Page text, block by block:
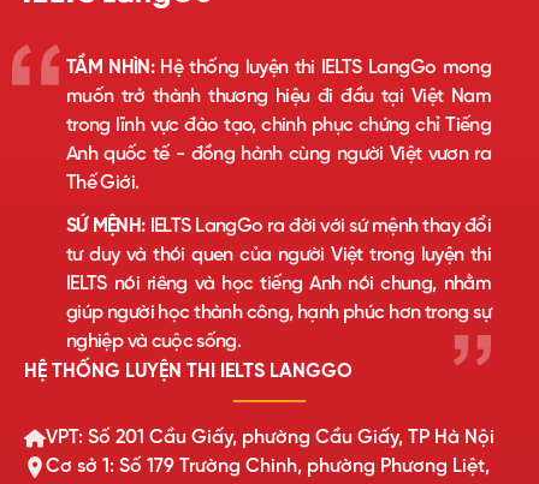
TẦM NHÌN:Hệ thống luyện thi IELTS LangGo mong
muốn trở thành thương hiệu đi đầu tại Việt Nam
trong lĩnh vực đào tạo, chinh phục chứng chỉ Tiếng
Anh quốc tế - đồng hành cùng người Việt vươn ra
Thế Giới.
SỨ MỆNH:IELTS LangGo ra đời với sứ mệnh thay đổi
tư duy và thói quen của người Việt trong luyện thi
IELTS nói riêng và học tiếng Anh nói chung, nhằm
giúp người học thành công, hạnh phúc hơn trong sự
nghiệp và cuộc sống.
HỆ THỐNG LUYỆN THI IELTS LANGGO
VPT: Số 201 Cầu Giấy, phường Cầu Giấy, TP Hà Nội
Cơ sở 1: Số 179 Trường Chinh, phường Phương Liệt,